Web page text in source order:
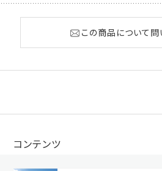
この商品について問
コンテンツ